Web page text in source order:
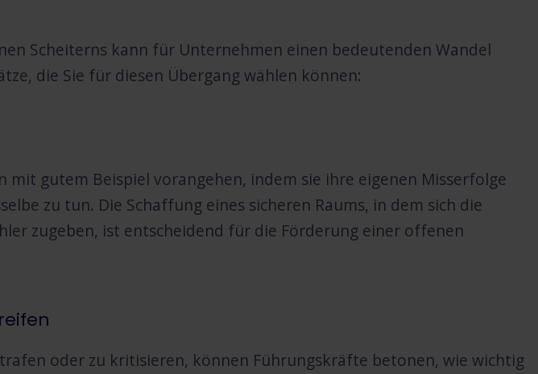
Scheiterns kann für Unternehmen einen bedeutenden Wandel
die Sie für diesen Übergang wählen können:
gutem Beispiel vorangehen, indem sie ihre eigenen Misserfolge
zu tun. Die Schaffung eines sicheren Raums, in dem sich die
zugeben, ist entscheidend für die Förderung einer offenen
oder zu kritisieren, können Führungskräfte betonen, wie wichtig